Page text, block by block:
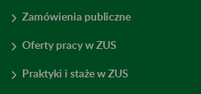
Zamówienia publiczne
Oferty pracy w ZUS
Praktyki i staże w ZUS